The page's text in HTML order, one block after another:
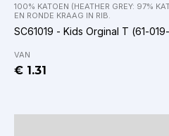
100% KATOEN (HEATHER GREY: 97%
EN RONDE KRAAG IN RIB.
SC61019 - Kids Orginal T (61-
VAN
€ 1.31